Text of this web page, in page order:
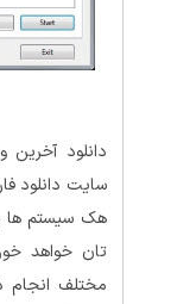
سایت دانلود
هک سیستم ها
تان خواهد
مختلف انجام